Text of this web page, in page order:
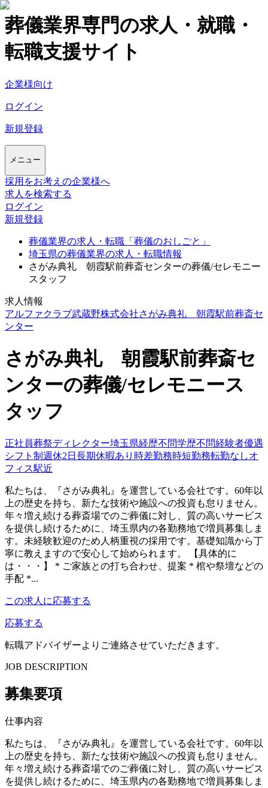
葬儀業界専門の求人・就職・
転職支援サイト
企業様向け
ログイン
新規登録
メニュー
採用をお考えの企業様へ
求人を検索する
ログイン
新規登録
葬儀業界の求人・転職「葬儀のおしごと」
埼玉県の葬儀業界の求人・転職情報
さがみ典礼 朝霞駅前葬斎センターの葬儀/セレモニー
スタッフ
求人情報
アルファクラブ武蔵野株式会社さがみ典礼 朝霞駅前葬斎セ
ンター
さがみ典礼 朝霞駅前葬斎セ
ンターの葬儀/セレモニース
タッフ
正社員葬祭ディレクター埼玉県経歴不問学歴不問経験者優遇
シフト制 週休2日 長期休暇あり 時差勤務時短勤務転勤なしオ
フィス駅近
私たちは、『さがみ典礼』を運営している会社です。60年以
上の歴史を持ち、新たな技術や施設への投資も怠りません。
年々増え続ける葬斎場でのご葬儀に対し、質の高いサービス
を提供し続けるために、埼玉県内の各勤務地で増員募集しま
す。未経験歓迎のため人柄重視の採用です。基礎知識から丁
寧に教えますので安心して始められます。 【具体的に
は・・・】 * ご家族との打ち合わせ、提案 * 棺や祭壇などの
手配 *...
この求人に応募する
応募する
転職アドバイザーよりご連絡させていただきます。
JOB DESCRIPTION
募集要項
仕事内容
私たちは、『さがみ典礼』を運営している会社です。60年以
上の歴史を持ち、新たな技術や施設への投資も怠りません。
年々増え続ける葬斎場でのご葬儀に対し、質の高いサービス
を提供し続けるために、埼玉県内の各勤務地で増員募集しま